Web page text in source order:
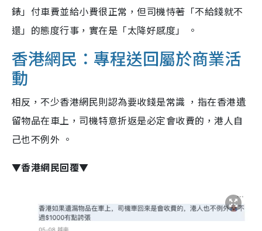
錶」付車費並給小費很正常，但司機恃著「不給錢就不
還」的態度行事，實在是「太降好感度」 。
香港網民：專程送回屬於商業活
動
相反，不少香港網民則認為要收錢是常識 ，指在香港遺
留物品在車上，司機特意折返是必定會收費的，港人自
己也不例外 。
▼香港網民回覆▼